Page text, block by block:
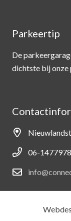
Parkeertip
De
dichtste bij onze
06-